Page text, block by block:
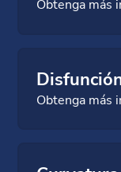
Obtenga más
Obtenga más